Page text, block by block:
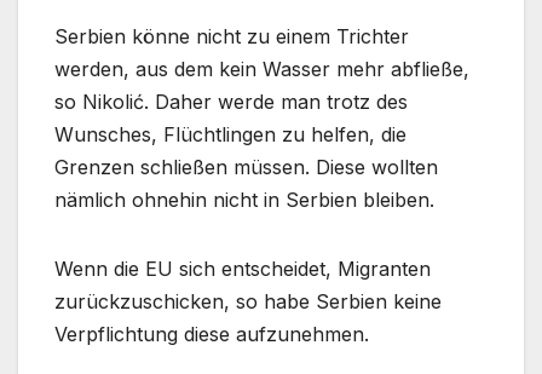
Serbien könne nicht zu einem Trichter
werden, aus dem kein Wasser mehr abfließe,
so Nikolić. Daher werde man trotz des
Wunsches, Flüchtlingen zu helfen, die
Grenzen schließen müssen. Diese wollten
nämlich ohnehin nicht in Serbien bleiben.
Wenn die EU sich entscheidet, Migranten
zurückzuschicken, so habe Serbien keine
Verpflichtung diese aufzunehmen.